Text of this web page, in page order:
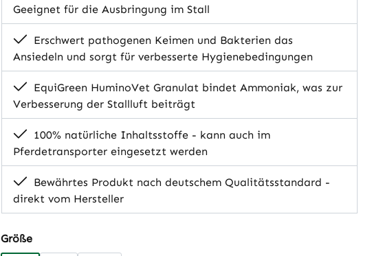
Geeignet für die Ausbringung im Stall
Erschwert pathogenen Keimen und Bakterien das
Ansiedeln und sorgt für verbesserte Hygienebedingungen
EquiGreen HuminoVet Granulat bindet Ammoniak, was zur
Verbesserung der Stallluft beiträgt
100% natürliche Inhaltsstoffe - kann auch im
Pferdetransporter eingesetzt werden
Bewährtes Produkt nach deutschem Qualitätsstandard -
direkt vom Hersteller
Größeauswählen